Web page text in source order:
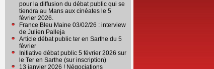
pour la diffusion du débat public qui se
tiendra au Mans aux cinéates le 5
février 2026.
France Bleu Maine 03/02/26 : interview
de Julien Palleja
Article débat public ter en Sarthe du 5
février
Initiative débat public 5 février 2026 sur
le Ter en Sarthe (sur inscription)
13 janvier 2026 ! Négociations